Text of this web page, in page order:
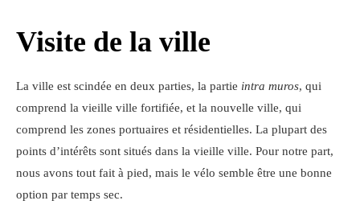
Visite de la ville
La ville est scindée en deux parties, la partie intra muros, qui
comprend la vieille ville fortifiée, et la nouvelle ville, qui
comprend les zones portuaires et résidentielles. La plupart des
points d’intérêts sont situés dans la vieille ville. Pour notre part,
nous avons tout fait à pied, mais le vélo semble être une bonne
option par temps sec.